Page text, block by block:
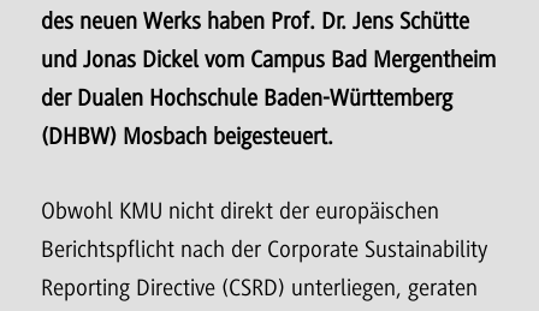
des neuen Werks haben Prof. Dr. Jens Schütte
und Jonas Dickel vom Campus Bad Mergentheim
der Dualen Hochschule Baden-Württemberg
(DHBW) Mosbach beigesteuert.
Obwohl KMU nicht direkt der europäischen
Berichtspflicht nach der Corporate Sustainability
Reporting Directive (CSRD) unterliegen, geraten